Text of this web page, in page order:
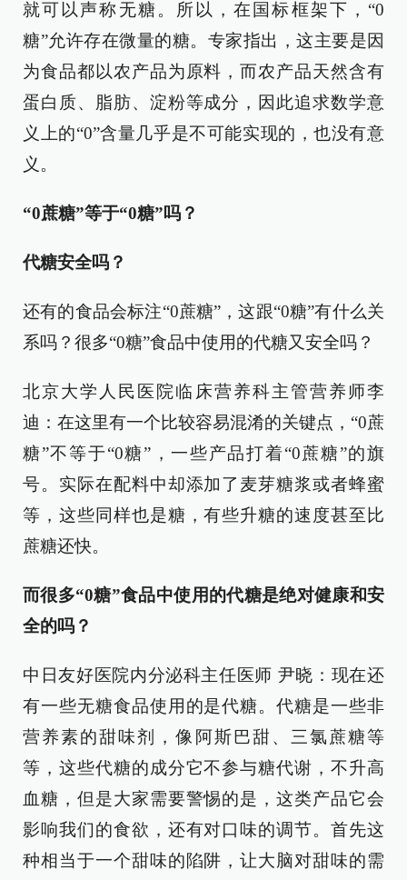
就可以声称无糖。所以，在国标框架下，“0
糖”允许存在微量的糖。专家指出，这主要是因
为食品都以农产品为原料，而农产品天然含有
蛋白质、脂肪、淀粉等成分，因此追求数学意
义上的“0”含量几乎是不可能实现的，也没有意
义。
“0蔗糖”等于“0糖”吗？
代糖安全吗？
还有的食品会标注“0蔗糖”，这跟“0糖”有什么关
系吗？很多“0糖”食品中使用的代糖又安全吗？
北京大学人民医院临床营养科主管营养师李
迪：在这里有一个比较容易混淆的关键点，“0蔗
糖”不等于“0糖”，一些产品打着“0蔗糖”的旗
号。实际在配料中却添加了麦芽糖浆或者蜂蜜
等，这些同样也是糖，有些升糖的速度甚至比
蔗糖还快。
而很多“0糖”食品中使用的代糖是绝对健康和安
全的吗？
中日友好医院内分泌科主任医师 尹晓：现在还
有一些无糖食品使用的是代糖。代糖是一些非
营养素的甜味剂，像阿斯巴甜、三氯蔗糖等
等，这些代糖的成分它不参与糖代谢，不升高
血糖，但是大家需要警惕的是，这类产品它会
影响我们的食欲，还有对口味的调节。首先这
种相当于一个甜味的陷阱，让大脑对甜味的需